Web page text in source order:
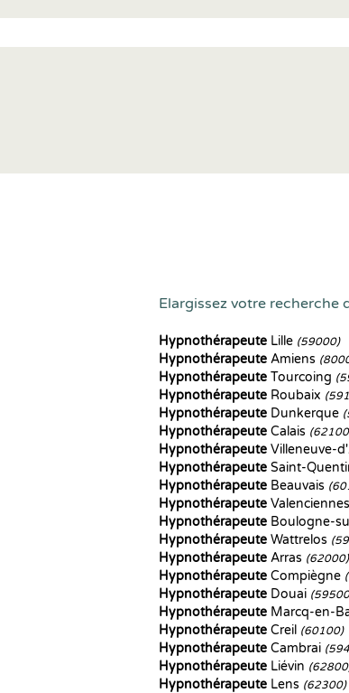
Elargissez votre recherche
Hypnothérapeute Lille (59000)
Hypnothérapeute Amiens
Hypnothérapeute Tourcoing
Hypnothérapeute Roubaix
Hypnothérapeute Dunkerque
Hypnothérapeute Calais
Hypnothérapeute Villeneuve-
Hypnothérapeute Saint-
Hypnothérapeute Beauvais
Hypnothérapeute Valenciennes
Hypnothérapeute Boulogne-
Hypnothérapeute Wattrelos
Hypnothérapeute Arras (62000)
Hypnothérapeute Compiègne
Hypnothérapeute Douai
Hypnothérapeute Marcq-en-
Hypnothérapeute Creil (60100)
Hypnothérapeute Cambrai
Hypnothérapeute Liévin
Hypnothérapeute Lens (62300)